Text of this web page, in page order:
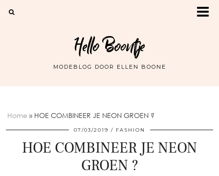
Hello Boontje
MODEBLOG DOOR ELLEN BOONE
Home » HOE COMBINEER JE NEON GROEN ?
07/03/2019 FASHION
HOE COMBINEER JE NEON
GROEN ?